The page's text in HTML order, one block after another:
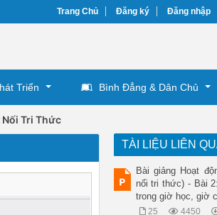
Trang Chủ Đăng ký Đăng nhập
Triển Bình Đẳng & Dân Chủ
Nối Tri Thức
TÀI LIỆU LIÊN
Bài giảng Hoạt
nối tri thức) - Bài
trong giờ học, giờ
25 4450